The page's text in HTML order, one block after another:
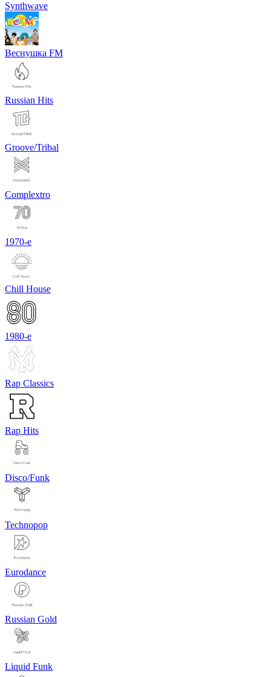
Synthwave
Веснушка FM
Russian Hits
Groove/Tribal
Complextro
1970-е
Chill House
1980-е
Rap Classics
Rap Hits
Disco/Funk
Technopop
Eurodance
Russian Gold
Liquid Funk